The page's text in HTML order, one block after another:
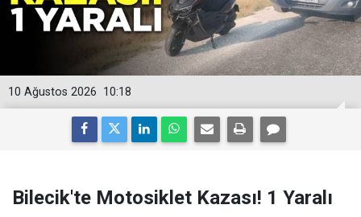
10:18
10 Ağustos 2026
Bilecik'te Motosiklet Kazası! 1 Yaralı